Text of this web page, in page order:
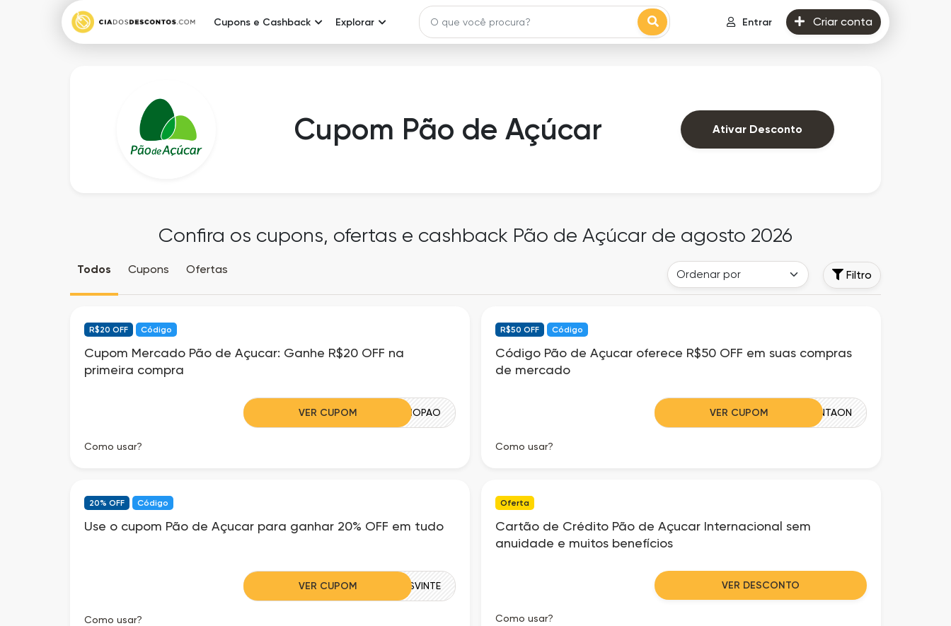
Cupons e Cashback Explorar Entrar Criar conta
Cupom Pão de Açúcar Ativar Desconto
Confira os cupons, ofertas e cashback Pão de Açúcar de agosto 2026
Todos Cupons Ofertas Filtro
R$20 OFF Código
Cupom Mercado Pão de Açucar: Ganhe R$20 OFF na
primeira compra
VER CUPOM VINTENOPAO
Como usar?
R$50 OFF Código
Código Pão de Açucar oferece R$50 OFF em suas compras
de mercado
VER CUPOM CINQUENTAON
Como usar?
20% OFF Código
Use o cupom Pão de Açucar para ganhar 20% OFF em tudo
VER CUPOM MENOSVINTE
Como usar?
Oferta
Cartão de Crédito Pão de Açucar Internacional sem
anuidade e muitos benefícios
VER DESCONTO
Como usar?